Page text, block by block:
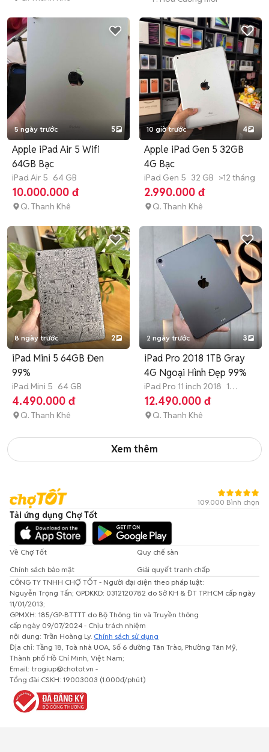
5 ngày trước 5
Apple iPad Air 5 Wifi
64GB Bạc
iPad Air 5 64 GB
10.000.000 đ
Q. Thanh Khê
10 giờ trước 4
Apple iPad Gen 5 32GB
4G Bạc
iPad Gen 5 32 GB >12 tháng
2.990.000 đ
Q. Thanh Khê
8 ngày trước 2
iPad Mini 5 64GB Đen
99%
iPad Mini 5 64 GB
4.490.000 đ
Q. Thanh Khê
2 ngày trước 3
iPad Pro 2018 1TB Gray
4G Ngoại Hình Đẹp 99%
iPad Pro 11 inch 2018 1
TB Hết bảo hành
12.490.000 đ
Q. Thanh Khê
Xem thêm
109.000 Bình chọn
Tải ứng dụng Chợ Tốt
Về Chợ Tốt
Quy chế sàn
Chính sách bảo mật
Giải quyết tranh chấp
CÔNG TY TNHH CHỢ TỐT - Người đại diện theo pháp luật:
Nguyễn Trọng Tấn; GPDKKD: 0312120782 do Sở KH & ĐT TP.HCM cấp ngày
11/01/2013;
GPMXH: 185/GP-BTTTT do Bộ Thông tin và Truyền thông
cấp ngày 09/07/2024 - Chịu trách nhiệm
nội dung: Trần Hoàng Ly. Chính sách sử dụng
Địa chỉ: Tầng 18, Toà nhà UOA, Số 6 đường Tân Trào, Phường Tân Mỹ,
Thành phố Hồ Chí Minh, Việt Nam;
Email: trogiup@chotot.vn -
Tổng đài CSKH: 19003003 (1.000đ/phút)